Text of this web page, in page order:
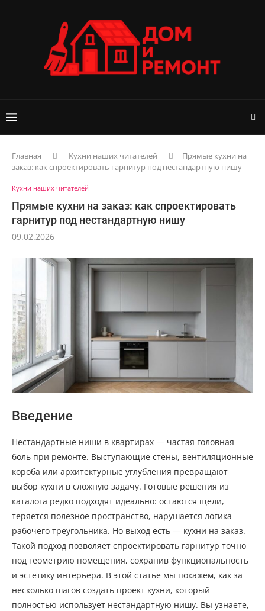
Главная Кухни наших читателей
Прямые кухни на
заказ: как спроектировать гарнитур под нестандартную нишу
Кухни наших читателей
Прямые кухни на заказ: как спроектировать
гарнитур под нестандартную нишу
09.02.2026
Введение
Нестандартные ниши в квартирах — частая головная
боль при ремонте. Выступающие стены, вентиляционные
короба или архитектурные углубления превращают
выбор кухни в сложную задачу. Готовые решения из
каталога редко подходят идеально: остаются щели,
теряется полезное пространство, нарушается логика
рабочего треугольника. Но выход есть — кухни на заказ.
Такой подход позволяет спроектировать гарнитур точно
под геометрию помещения, сохранив функциональность
и эстетику интерьера. В этой статье мы покажем, как за
несколько шагов создать проект кухни, который
полностью использует нестандартную нишу. Вы узнаете,